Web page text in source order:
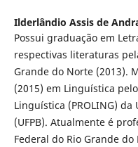
Ilderlândio Assis de
Possui graduação em
respectivas literaturas
Grande do Norte (2013).
(2015) em Linguística
Linguística (PROLING)
(UFPB). Atualmente é
Federal do Rio Grande